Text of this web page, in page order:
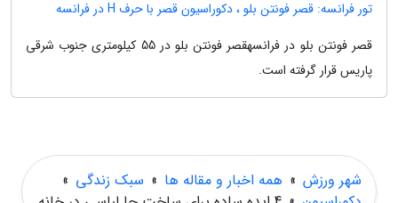
تور فرانسه: قصر فونتن بلو ، دکوراسیون قصر با حرف H در فرانسه
قصر فونتن بلو در فرانسهقصر فونتن بلو در 55 کیلومتری جنوب شرقی
پاریس قرار گرفته است.
شهر ورزش » همه اخبار و مقاله ها » سبک زندگی »